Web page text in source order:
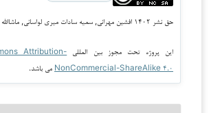
حق نشر ۱۴۰۲ افشین مهرانی, سمیه سادات میری لواسانی, ماشاالله حیدرپور (نویسنده)
این پروژه تحت مجوز بین المللی Attribution-
NonCommercial-ShareAlike ۴.۰ می باشد.